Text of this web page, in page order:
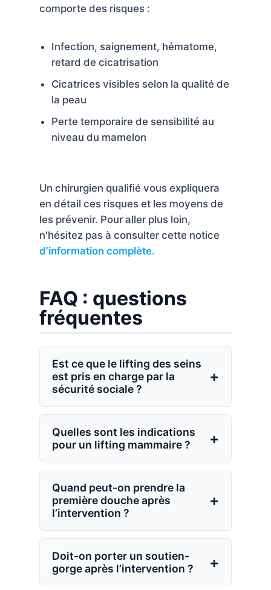
comporte des risques :
Infection, saignement, hématome,
retard de cicatrisation
Cicatrices visibles selon la qualité de
la peau
Perte temporaire de sensibilité au
niveau du mamelon
Un chirurgien qualifié vous expliquera
en détail ces risques et les moyens de
les prévenir. Pour aller plus loin,
n'hésitez pas à consulter cette notice
d’information complète.
FAQ : questions
fréquentes
Est ce que le lifting des seins
est pris en charge par la
sécurité sociale ?
En règle générale, le lifting
mammaire (mastopexie) n’est pas
pris en charge par la Sécurité
sociale, car il s’agit d’une chirurgie
exception existe : si la ptôse
mammaire est liée à une chirurgie
d'au moins 300 g par sein),
l’opération peut bénéficier d’un
remboursement partiel.
Quelles sont les indications
pour un lifting mammaire ?
Il est indiqué pour corriger la ptôse
mammaire, après une grossesse,
une perte de poids ou un
relâchement lié à l’âge.
Quand peut-on prendre la
première douche après
l’intervention ?
Dès le lendemain de l’opération.
Doit-on porter un soutien-
gorge après l’intervention ?